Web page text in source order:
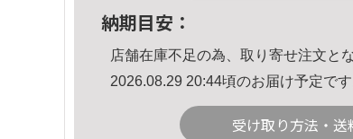
納期目安：
店舗在庫不足の為、取り寄せ注文と
2026.08.29 20:44頃のお届け予定です
受け取り方法・送